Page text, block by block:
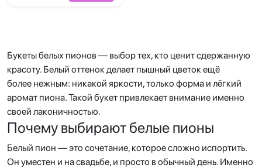
Букеты белых пионов — выбор тех, кто ценит сдержанную
красоту. Белый оттенок делает пышный цветок ещё
более нежным: никакой яркости, только форма и лёгкий
аромат пиона. Такой букет привлекает внимание именно
своей лаконичностью.
Почему выбирают белые пионы
Белый пион — это сочетание, которое сложно испортить.
Он уместен и на свадьбе, и просто в обычный день. Именно